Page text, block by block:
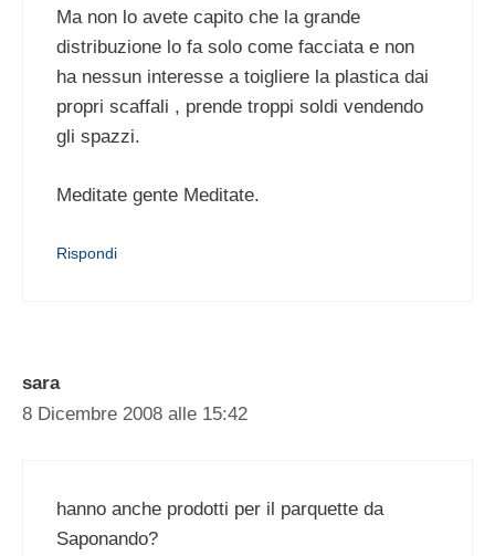
Ma non lo avete capito che la grande
distribuzione lo fa solo come facciata e non
ha nessun interesse a toigliere la plastica dai
propri scaffali , prende troppi soldi vendendo
gli spazzi.
Meditate gente Meditate.
Rispondi
sara
8 Dicembre 2008 alle 15:42
hanno anche prodotti per il parquette da
Saponando?